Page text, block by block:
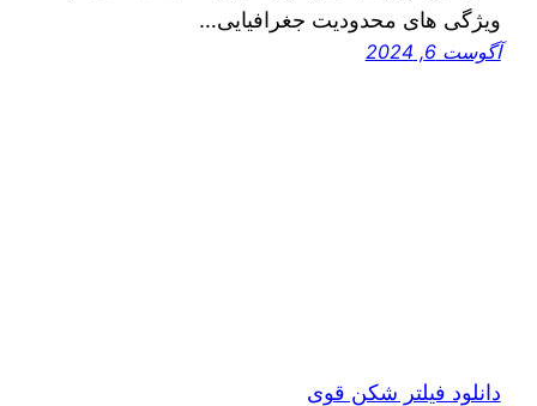
ویژگی‌ های محدودیت جغرافیایی…
آگوست 6, 2024
دانلود فیلتر شکن قوی